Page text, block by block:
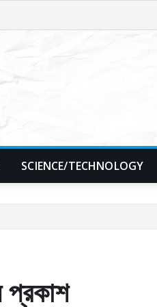
SCIENCE/TECHNOLOGY
প্রকাশ